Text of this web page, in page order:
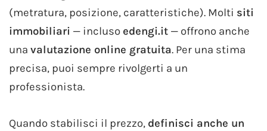
(metratura, posizione, caratteristiche). Molti siti
immobiliari — incluso edengi.it — offrono anche
una valutazione online gratuita. Per una stima
precisa, puoi sempre rivolgerti a un
professionista.
Quando stabilisci il prezzo, definisci anche un